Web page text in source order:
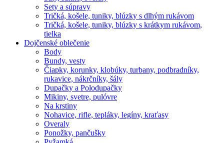
Sety a súpravy
Tričká, košele, tuniky, blúzky s dlhým rukávom
Tričká, košele, tuniky, blúzky s krátkym rukávom,
tielka
Dojčenské oblečenie
Body
Bundy, vesty
Čiapky, korunky, klobúky, turbany, podbradníky,
rukavice, nákrčníky, šály
Dupačky a Polodupačky
Mikiny, svetre, pulóvre
Na krstiny
Nohavice, rifle, tepláky, legíny, kraťasy
Overaly
Ponožky, pančušky